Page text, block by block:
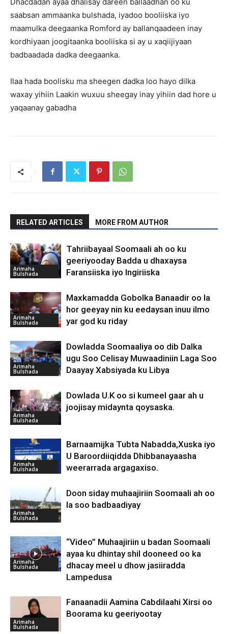
saabsan ammaanka bulshada, iyadoo booliiska iyo
maamulka deegaanka Romford ay ballanqaadeen inay
kordhiyaan joogitaanka booliiska si ay u xaqiijiyaan
badbaadada dadka deegaanka.
Ilaa hada boolisku ma sheegen dadka loo hayo dilka
waxay yihiin Laakin wuxuu sheegay inay yihiin dad hore u
yaqaanay gabadha
RELATED ARTICLES MORE FROM AUTHOR
Arimaha
Bulshada
Tahriibayaal Soomaali ah oo ku
geeriyooday Badda u dhaxaysa
Faransiiska iyo Ingiriiska
Arimaha
Bulshada
Maxkamadda Gobolka Banaadir oo la
hor geeyay nin ku eedaysan inuu ilmo
yar god ku riday
Arimaha
Bulshada
Dowladda Soomaaliya oo dib Dalka
ugu Soo Celisay Muwaadiniin Laga Soo
Daayay Xabsiyada ku Libya
Arimaha
Bulshada
Dowlada U.K oo si kumeel gaar ah u
joojisay midaynta qoysaska.
Arimaha
Bulshada
Barnaamijka Tubta Nabadda,Xuska iyo
U Baroordiiqidda Dhibbanayaasha
weerarrada argagaxiso.
Arimaha
Bulshada
Doon siday muhaajiriin Soomaali ah oo
la soo badbaadiyay
Arimaha
Bulshada
“Video” Muhaajiriin u badan Soomaali
ayaa ku dhintay shil dooneed oo ka
dhacay meel u dhow jasiiradda
Lampedusa
Arimaha
Bulshada
Fanaanadii Aamina Cabdilaahi Xirsi oo
Boorama ku geeriyootay